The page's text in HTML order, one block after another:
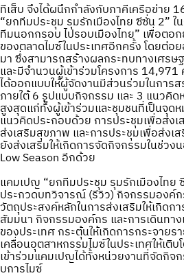
ทีเส็บ จึงได้ผนึกกำลังกับภาคีเครือข่าย
“ยกทีมประชุม รุมรักเมืองไทย ซีซั่น 2”
ทีมนอกกรอบ ไปรอบเมืองไทย” เพื่อตอ
ของตลาดไมซ์ในประเทศอีกครั้ง โดยต่อ
มา ซึ่งสามารถสร้างผลกระทบทางเศรษ
และมีจำนวนผู้เข้าร่วมโครงการ
ได้ออกแบบให้ผู้จัดงานมีส่วนร่วมในการ
ภายใต้ 6 รูปแบบกิจกรรม และ 3 แนวคิด
สูงสุดแก่ทั้งผู้เข้าร่วมและชุมชนที่เป็นจุด
แนวคิดประกอบด้วย การประชุมเพื่อส่ง
ส่งเสริมสุขภาพ และการประชุมเพื่อส่ง
ยังส่งเสริมให้เกิดการจัดกิจกรรมในช่ว
Low Season อีกด้วย
แคมเปญ “ยกทีมประชุม รุมรักเมืองไทย
ประกวดบทวิจารณ์ (รีวิว) กิจกรรมองค์ก
วัตถุประสงค์หลักในการส่งเสริมให้เกิดก
สัมมนา กิจกรรมองค์กร และการเดินทา
ของประเทศ กระตุ้นให้เกิดการกระจายร
เคลื่อนอุตสาหกรรมไมซ์ในประเทศให้เติ
เข้าร่วมแคมเปญได้ทั้งหน่วยงานที่จัดกิจ
บการไมซ์